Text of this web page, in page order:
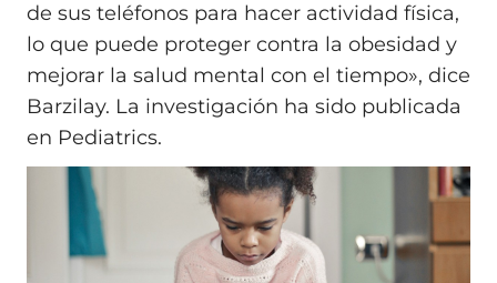
de sus teléfonos para hacer actividad física,
lo que puede proteger contra la obesidad y
mejorar la salud mental con el tiempo», dice
Barzilay. La investigación ha sido publicada
en Pediatrics.